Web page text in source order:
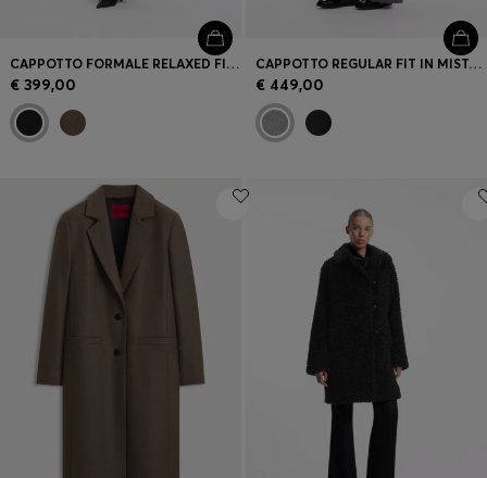
CAPPOTTO FORMALE RELAXED FIT CON RIVETTO CON MONOGRAMMA
€ 399,00
CAPPOTTO REGULAR FIT IN MISTO LANA
€ 449,00